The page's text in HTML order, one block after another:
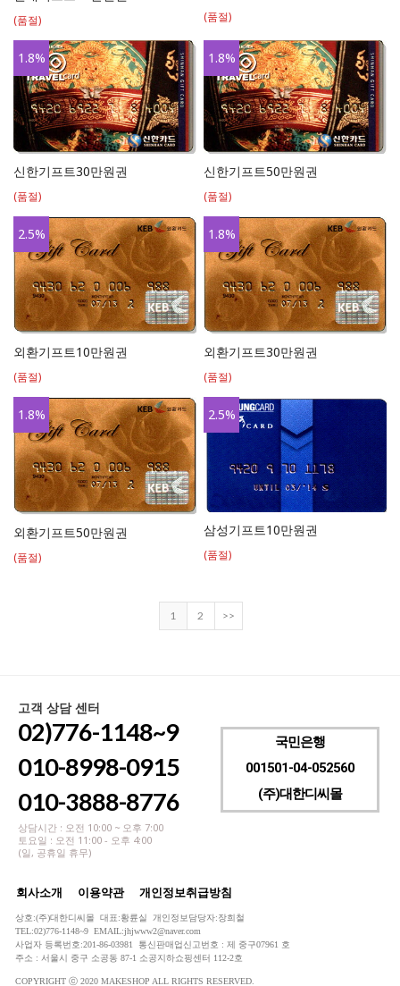
(품절) (품절)
1.8%
신한기프트30만원권
(품절)
1.8%
신한기프트50만원권
(품절)
2.5%
외환기프트10만원권
(품절)
1.8%
외환기프트30만원권
(품절)
1.8%
외환기프트50만원권
(품절)
2.5%
삼성기프트10만원권
(품절)
1 2 >>
고객 상담 센터
02)776-1148~9
010-8998-0915
010-3888-8776
상담시간 : 오전 10:00 ~ 오후 7:00
토요일 : 오전 11:00 - 오후 4:00
(일, 공휴일 휴무)
국민은행
001501-04-052560
(주)대한디씨몰
회사소개 이용약관 개인정보취급방침
상호:(주)대한디씨몰 대표:황륜실 개인정보담당자:장희철
TEL:02)776-1148~9 EMAIL:jhjwww2@naver.com
사업자 등록번호:201-86-03981 통신판매업신고번호 : 제 중구07961 호
주소 : 서울시 중구 소공동 87-1 소공지하쇼핑센터 112-2호
COPYRIGHT ⓒ 2020 MAKESHOP ALL RIGHTS RESERVED.